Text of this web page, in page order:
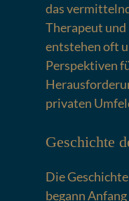
das
Therapeut
entstehen oft
Perspektiven
privaten
Geschichte
Die
begann